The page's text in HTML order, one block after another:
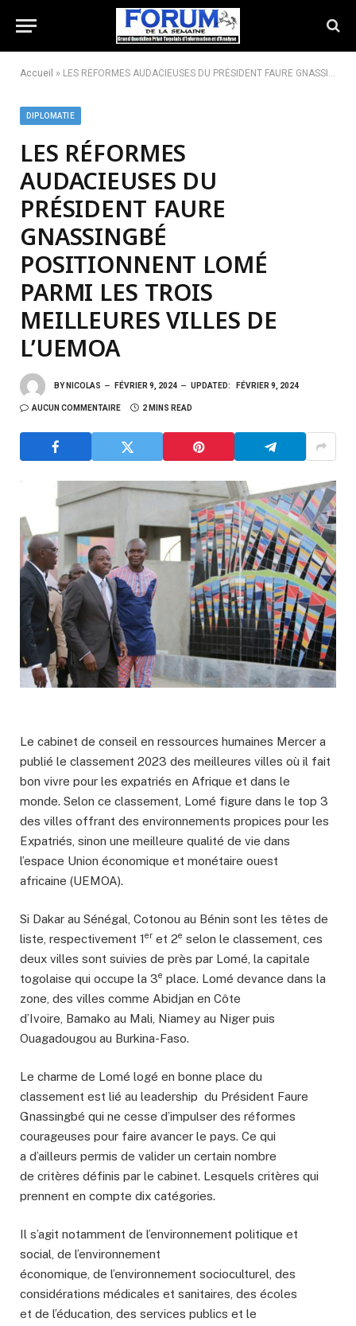
Accueil » LES RÉFORMES AUDACIEUSES DU PRÉSIDENT FAURE GNASSINGBÉ POSITIONNENT LOMÉ PARMI LES TROIS MEILLEURES VILLES DE L’UEMOA
DIPLOMATIE
LES RÉFORMES
AUDACIEUSES DU
PRÉSIDENT FAURE
GNASSINGBÉ
POSITIONNENT LOMÉ
PARMI LES TROIS
MEILLEURES VILLES DE
L’UEMOA
BY NICOLAS FÉVRIER 9, 2024 UPDATED: FÉVRIER 9, 2024
AUCUN COMMENTAIRE 2 MINS READ
Le cabinet de conseil en ressources humaines Mercer a
publié le classement 2023 des meilleures villes où il fait
bon vivre pour les expatriés en Afrique et dans le
monde. Selon ce classement, Lomé figure dans le top 3
des villes offrant des environnements propices pour les
Expatriés, sinon une meilleure qualité de vie dans
l’espace Union économique et monétaire ouest
africaine (UEMOA).
Si Dakar au Sénégal, Cotonou au Bénin sont les têtes de
liste, respectivement 1er et 2e selon le classement, ces
deux villes sont suivies de près par Lomé, la capitale
togolaise qui occupe la 3e place. Lomé devance dans la
zone, des villes comme Abidjan en Côte
d’Ivoire, Bamako au Mali, Niamey au Niger puis
Ouagadougou au Burkina-Faso.
Le charme de Lomé logé en bonne place du
classement est lié au leadership du Président Faure
Gnassingbé qui ne cesse d’impulser des réformes
courageuses pour faire avancer le pays. Ce qui
a d’ailleurs permis de valider un certain nombre
de critères définis par le cabinet. Lesquels critères qui
prennent en compte dix catégories.
Il s’agit notamment de l’environnement politique et
social, de l’environnement
économique, de l’environnement socioculturel, des
considérations médicales et sanitaires, des écoles
et de l’éducation, des services publics et le